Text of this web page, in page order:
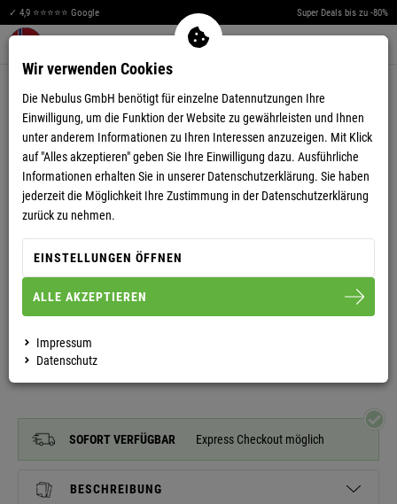
✓ 4,9 ⭐⭐⭐⭐⭐ Google Super Deals bis zu -80%
Warenkorb aufklappen
POLOSHIRT NEBI HERREN
SOFORT VERFÜGBAR Express Checkout möglich
BESCHREIBUNG
Wir verwenden Cookies
Die Nebulus GmbH benötigt für einzelne Datennutzungen Ihre
Einwilligung, um die Funktion der Website zu gewährleisten und Ihnen
unter anderem Informationen zu Ihren Interessen anzuzeigen. Mit Klick
auf "Alles akzeptieren" geben Sie Ihre Einwilligung dazu. Ausführliche
Informationen erhalten Sie in unserer Datenschutzerklärung. Sie haben
jederzeit die Möglichkeit Ihre Zustimmung in der Datenschutzerklärung
zurück zu nehmen.
EINSTELLUNGEN ÖFFNEN
ALLE AKZEPTIEREN
Impressum
Datenschutz